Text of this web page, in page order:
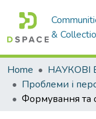
&
Home